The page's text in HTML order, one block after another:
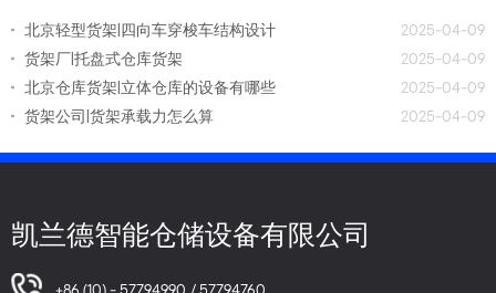
北京轻型货架|四向车穿梭车结构设计
2025-04-09
货架厂|托盘式仓库货架
2025-04-09
北京仓库货架|立体仓库的设备有哪些
2025-04-09
货架公司|货架承载力怎么算
2025-04-09
凯兰德智能仓储设备有限公司